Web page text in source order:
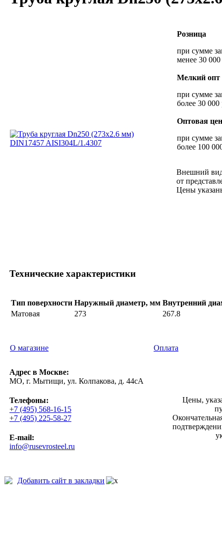
Розница
при сумме
менее 30
Мелкий опт
при сумме
более 30 000
Оптовая
при сумме
более 100
Внешний вид
от
Цены
Технические характеристики
Тип поверхности Наружный диаметр, мм Внутренний
Матовая
273 267.8
О магазине Оплата
Адрес в Москве:
МО, г. Мытищи, ул. Колпакова, д. 44сА
Телефоны:
+7 (495) 568-16-15
+7 (495) 225-58-27
E-mail:
info@rusevrosteel.ru
Цены,
Добавить сайт в закладки